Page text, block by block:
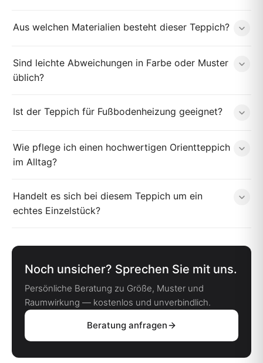
Aus welchen Materialien besteht dieser Teppich?
Sind leichte Abweichungen in Farbe oder Muster
üblich?
Ist der Teppich für Fußbodenheizung geeignet?
Wie pflege ich einen hochwertigen Orientteppich
im Alltag?
Handelt es sich bei diesem Teppich um ein
echtes Einzelstück?
Noch unsicher? Sprechen Sie mit uns.
Persönliche Beratung zu Größe, Muster und
Raumwirkung — kostenlos und unverbindlich.
Beratung anfragen